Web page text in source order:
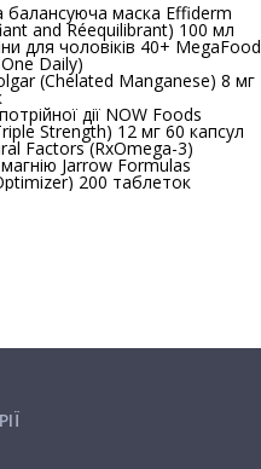
маска Effiderm
and Réequilibrant) 100 мл
для чоловіків 40+ MegaFood
Daily)
8 мг
дії NOW Foods
Strength) 12 мг 60 капсул
Factors (RxOmega-3)
Jarrow Formulas
200 таблеток